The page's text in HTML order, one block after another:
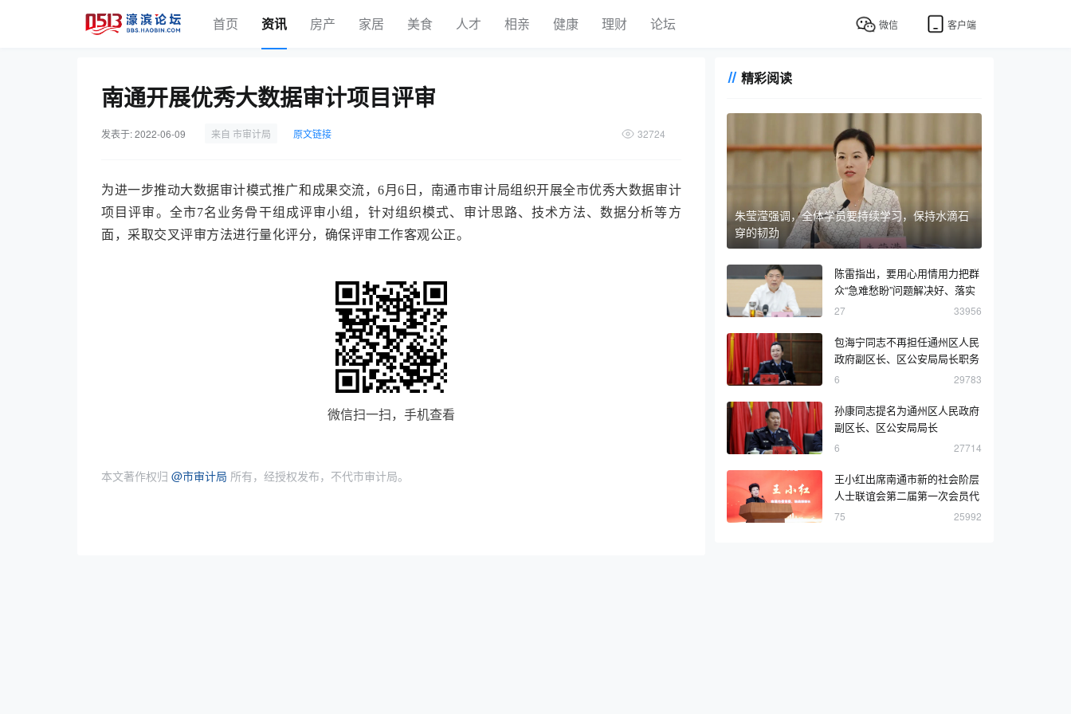
首页 资讯 房产 家居 美食 人才 相亲 健康 理财 论坛 微信 客户端
南通开展优秀大数据审计项目评审
发表于: 2022-06-09 来自 市审计局 原文链接 32724
为进一步推动大数据审计模式推广和成果交流，6月6日，南通市审计局组织开展全市优秀大数据审计
项目评审。全市7名业务骨干组成评审小组，针对组织模式、审计思路、技术方法、数据分析等方
面，采取交叉评审方法进行量化评分，确保评审工作客观公正。
微信扫一扫，手机查看
本文著作权归 @市审计局 所有，经授权发布，不代市审计局。
精彩阅读
朱莹滢强调，全体学员要持续学习，保持水滴石
穿的韧劲
陈雷指出，要用心用情用力把群
众“急难愁盼”问题解决好、落实
好
33956
27
包海宁同志不再担任通州区人民
政府副区长、区公安局局长职务
29783
6
孙康同志提名为通州区人民政府
副区长、区公安局局长
27714
6
王小红出席南通市新的社会阶层
人士联谊会第二届第一次会员代
表大会
25992
75